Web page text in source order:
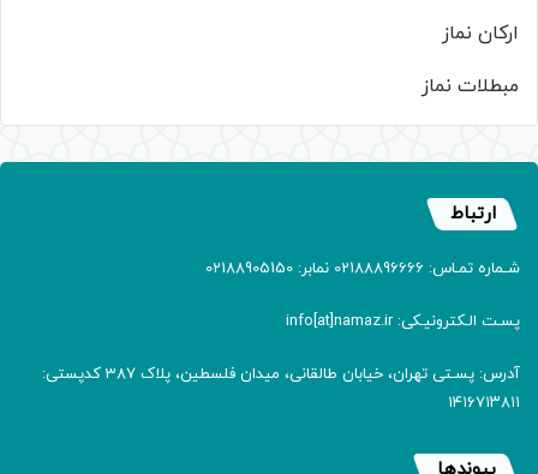
ارکان نماز
مبطلات نماز
ارتباط
شـماره تمـاس: 02188896666 نمابر: 02188905150
پسـت الـکترونیـکی: info[at]namaz.ir
آدرس: پسـتی تهران، خیابان طالقانی، میدان فلسطین، پلاک 387 کدپستی:
۱۴۱۶۷۱۳۸۱۱